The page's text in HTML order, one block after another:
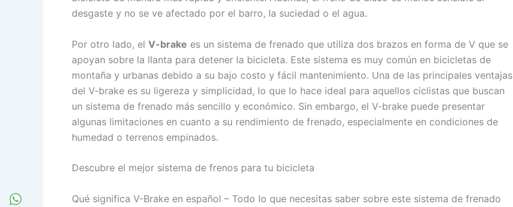
desgaste y no se ve afectado por el barro, la suciedad o el agua.
Por otro lado, el V-brake es un sistema de frenado que utiliza dos brazos en forma de V que se
apoyan sobre la llanta para detener la bicicleta. Este sistema es muy común en bicicletas de
montaña y urbanas debido a su bajo costo y fácil mantenimiento. Una de las principales ventajas
del V-brake es su ligereza y simplicidad, lo que lo hace ideal para aquellos ciclistas que buscan
un sistema de frenado más sencillo y económico. Sin embargo, el V-brake puede presentar
algunas limitaciones en cuanto a su rendimiento de frenado, especialmente en condiciones de
humedad o terrenos empinados.
Descubre el mejor sistema de frenos para tu bicicleta
Qué significa V-Brake en español – Todo lo que necesitas saber sobre este sistema de frenado